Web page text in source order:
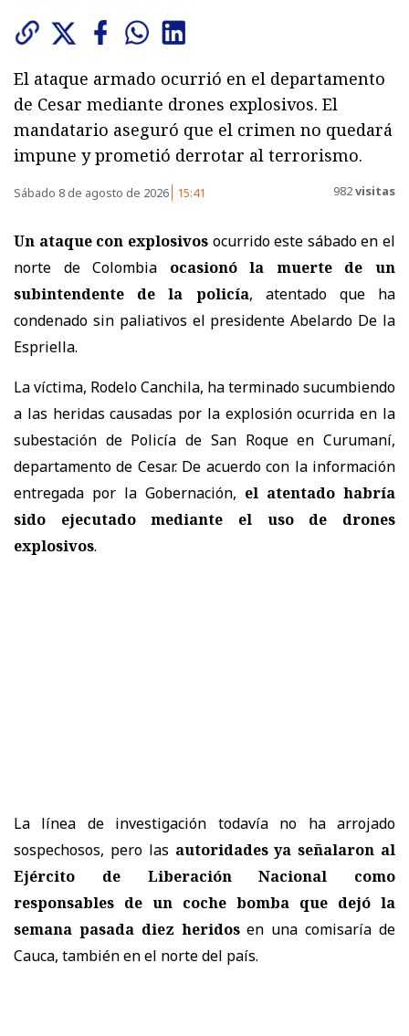
El ataque armado ocurrió en el departamento
de Cesar mediante drones explosivos. El
mandatario aseguró que el crimen no quedará
impune y prometió derrotar al terrorismo.
Sábado 8 de agosto de 2026 15:41 982visitas
Un ataque con explosivosocurrido este sábado en el
norte de Colombia ocasionó la muerte de un
subintendente de la policía, atentado que ha
condenado sin paliativos el presidente Abelardo De la
Espriella.
La víctima, Rodelo Canchila, ha terminado sucumbiendo
a las heridas causadas por la explosión ocurrida en la
subestación de Policía de San Roque en Curumaní,
departamento de Cesar. De acuerdo con la información
entregada por la Gobernación, el atentado habría
sido ejecutado mediante el uso de drones
explosivos.
La línea de investigación todavía no ha arrojado
sospechosos, pero las autoridades ya señalaron al
Ejército de Liberación Nacional como
responsables de un coche bomba que dejó la
semana pasada diez heridosen una comisaría de
Cauca, también en el norte del país.